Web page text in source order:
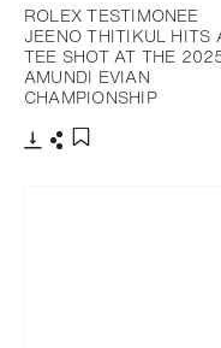
ROLEX TESTIMONEE
JEENO THITIKUL HITS
TEE SHOT AT THE
AMUNDI EVIAN
CHAMPIONSHIP